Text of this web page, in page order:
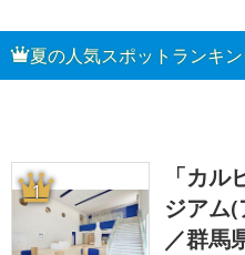
夏の人気スポットランキン
1
「カ
ジアム
／群馬